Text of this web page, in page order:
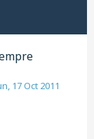
17 Oct 2011